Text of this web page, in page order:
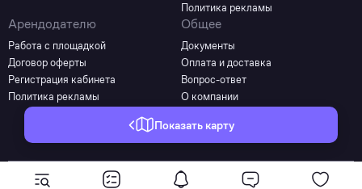
Показать карту
Политика рекламы
Арендодателю
Работа с площадкой
Договор оферты
Регистрация кабинета
Политика рекламы
Общее
Документы
Оплата и доставка
Вопрос-ответ
О компании